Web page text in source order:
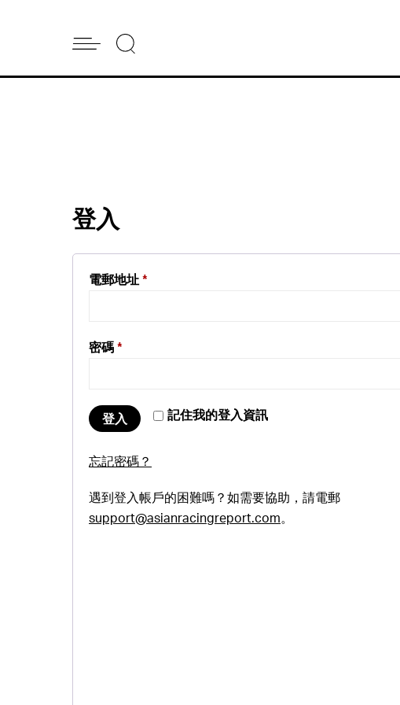
登入
電郵地址 *
密碼 *
記住我的登入資訊
登入
忘記密碼？
遇到登入帳戶的困難嗎？如需要協助，請電郵
support@asianracingreport.com。